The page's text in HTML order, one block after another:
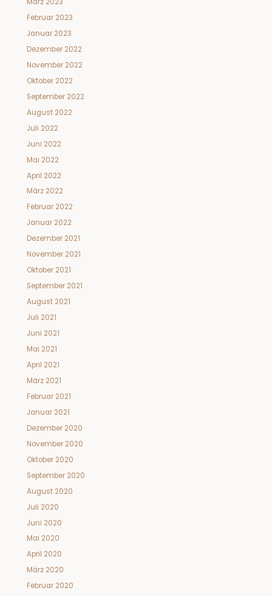
Februar 2023
Januar 2023
Dezember 2022
November 2022
Oktober 2022
September 2022
August 2022
Juli 2022
Juni 2022
Mai 2022
April 2022
März 2022
Februar 2022
Januar 2022
Dezember 2021
November 2021
Oktober 2021
September 2021
August 2021
Juli 2021
Juni 2021
Mai 2021
April 2021
März 2021
Februar 2021
Januar 2021
Dezember 2020
November 2020
Oktober 2020
September 2020
August 2020
Juli 2020
Juni 2020
Mai 2020
April 2020
März 2020
Februar 2020